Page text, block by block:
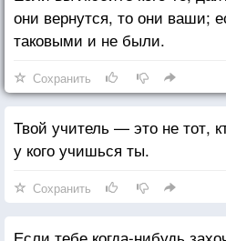
они вернутся, то они ваши;
таковыми и не были.
Сохранить
Твой учитель — это не тот,
у кого учишься ты.
Сохранить